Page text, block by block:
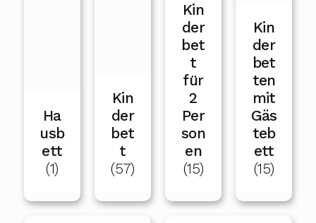
Rechtliche Hinweise
Ha
usb
ett
(1)
Kin
der
bet
t
(57)
Kin
der
bet
t
für
2
Per
son
en
(15)
Kin
der
bet
ten
mit
Gäs
teb
ett
(15)